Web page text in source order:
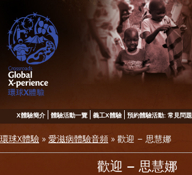
X體驗簡介 體驗活動一覽 義工X體驗 預約體驗活動: 常見問題
環球X體驗 » 愛滋病體驗音頻 » 歡迎 – 思慧娜
歡迎 – 思慧娜